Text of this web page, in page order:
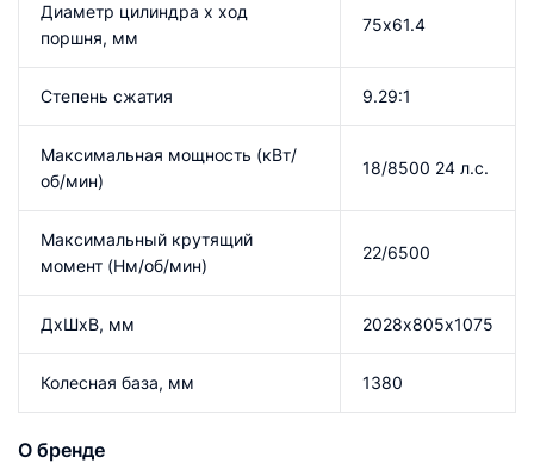
Диаметр цилиндра x ход
поршня, мм
75х61.4
Степень сжатия 9.29:1
Максимальная мощность (кВт/
об/мин)
18/8500 24 л.с.
Максимальный крутящий
момент (Нм/об/мин)
22/6500
ДхШхВ, мм 2028х805х1075
Колесная база, мм 1380
О бренде